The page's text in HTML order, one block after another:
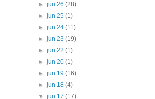
► jun 26 (28)
► jun 25 (1)
► jun 24 (11)
► jun 23 (19)
► jun 22 (1)
► jun 20 (1)
► jun 19 (16)
► jun 18 (4)
▼ jun 17 (17)